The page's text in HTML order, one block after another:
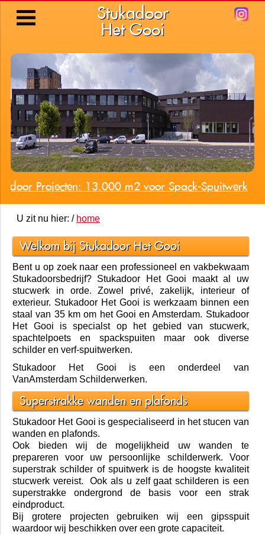
Stukadoor
Het Gooi
Wanden en Plafonds Spuitklaar Gestuct
U zit nu hier: /home
Welkom bij Stukadoor Het Gooi
Bent u op zoek naar een professioneel en vakbekwaam
Stukadoorsbedrijf? Stukadoor Het Gooi maakt al uw
stucwerk in orde. Zowel privé, zakelijk, interieur of
exterieur. Stukadoor Het Gooi is werkzaam binnen een
staal van 35 km om het Gooi en Amsterdam. Stukadoor
spachtelpoets en spackspuiten maar ook diverse
schilder en verf-spuitwerken.
Stukadoor Het Gooi is een onderdeel van
VanAmsterdam Schilderwerken.
Superstrakke wanden en plafonds
Stukadoor Het Gooi is gespecialiseerd in het stucen van
wanden en plafonds.
Ook bieden wij de mogelijkheid uw wanden te
prepareren voor uw persoonlijke schilderwerk. Voor
superstrak schilder of spuitwerk is de hoogste kwaliteit